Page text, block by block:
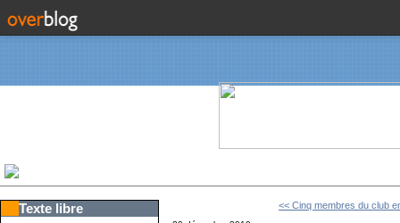
Texte libre << Cinq membres du club